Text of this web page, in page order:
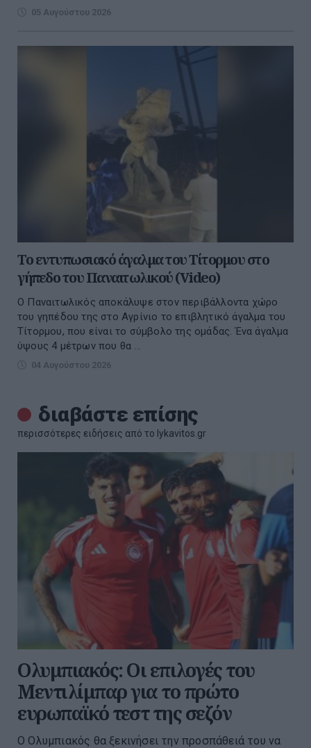
05 Αυγούστου 2026
Το εντυπωσιακό άγαλμα του Τίτορμου στο
γήπεδο του Παναιτωλικού (Video)
Ο Παναιτωλικός αποκάλυψε στον περιβάλλοντα χώρο
του γηπέδου της στο Αγρίνιο το επιβλητικό άγαλμα του
Τίτορμου, που είναι το σύμβολο της ομάδας. Ένα άγαλμα
ύψους 4 μέτρων που θα ...
04 Αυγούστου 2026
διαβάστε επίσης
περισσότερες ειδήσεις από το lykavitos.gr
Ολυμπιακός: Οι επιλογές του
Μεντιλίμπαρ για το πρώτο
ευρωπαϊκό τεστ της σεζόν
Ο Ολυμπιακός θα ξεκινήσει την προσπάθειά του να